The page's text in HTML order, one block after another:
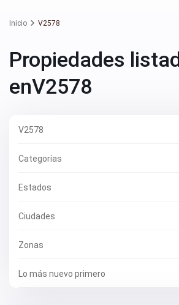
Inicio V2578
Propiedades
enV2578
V2578
Categorías
Estados
Ciudades
Zonas
Lo más nuevo primero